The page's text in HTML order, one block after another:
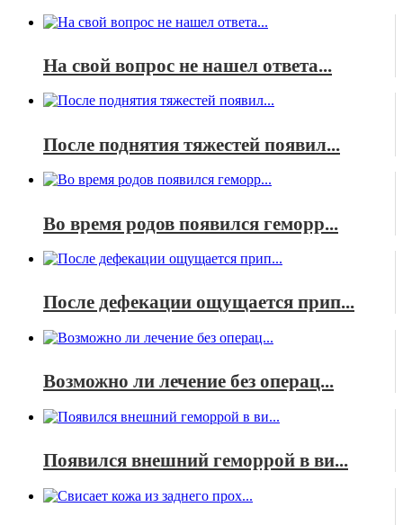
На свой вопрос не нашел ответа...
После поднятия тяжестей появил...
Во время родов появился геморр...
После дефекации ощущается прип...
Возможно ли лечение без операц...
Появился внешний геморрой в ви...